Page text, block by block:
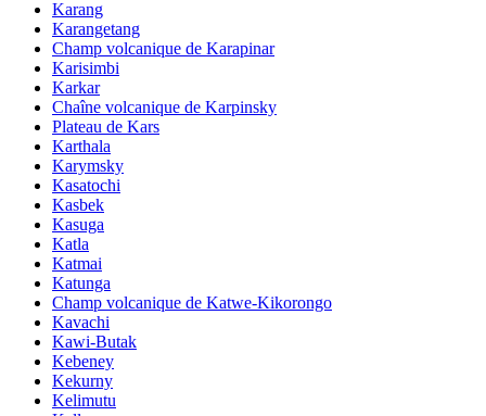
Karang
Karangetang
Champ volcanique de Karapinar
Karisimbi
Karkar
Chaîne volcanique de Karpinsky
Plateau de Kars
Karthala
Karymsky
Kasatochi
Kasbek
Kasuga
Katla
Katmai
Katunga
Champ volcanique de Katwe-Kikorongo
Kavachi
Kawi-Butak
Kebeney
Kekurny
Kelimutu